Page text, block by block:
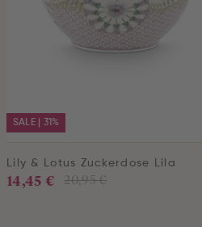
SALE | 31%
Lily & Lotus Zuckerdose Lila
20,95 €
14,45 €